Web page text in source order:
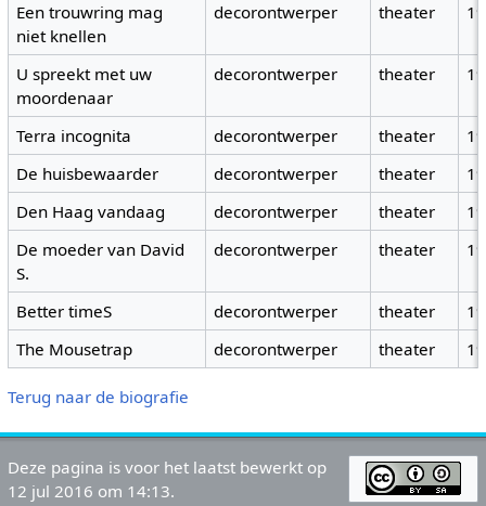
Een trouwring mag
niet knellen
decorontwerper theater
U spreekt met uw
moordenaar
decorontwerper theater
Terra incognita decorontwerper theater
De huisbewaarder
decorontwerper theater
Den Haag vandaag
decorontwerper theater
De moeder van David
S.
decorontwerper theater
Better timeS decorontwerper theater
The Mousetrap
decorontwerper theater
Terug naar de biografie
Deze pagina is voor het laatst bewerkt op
12 jul 2016 om 14:13.